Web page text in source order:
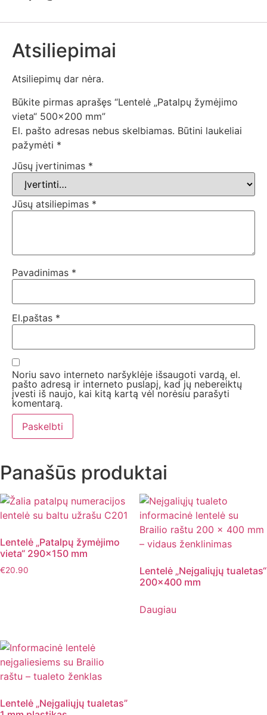
Atsiliepimai
Atsiliepimų dar nėra.
Būkite pirmas aprašęs “Lentelė „Patalpų žymėjimo
vieta“ 500×200 mm”
El. pašto adresas nebus skelbiamas. Būtini laukeliai
pažymėti *
Jūsų įvertinimas *
Jūsų atsiliepimas *
Pavadinimas *
El.paštas *
Noriu savo interneto naršyklėje išsaugoti vardą, el.
pašto adresą ir interneto puslapį, kad jų nebereiktų
įvesti iš naujo, kai kitą kartą vėl norėsiu parašyti
komentarą.
Panašūs produktai
Lentelė „Patalpų žymėjimo
vieta“ 290×150 mm
€20.90
Lentelė „Neįgaliųjų tualetas“
200×400 mm
Daugiau
Lentelė „Neįgaliųjų tualetas”